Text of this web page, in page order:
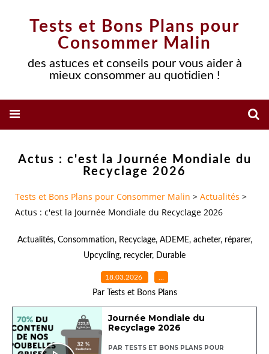
Tests et Bons Plans pour
Consommer Malin
des astuces et conseils pour vous aider à
mieux consommer au quotidien !
Actus : c'est la Journée Mondiale du
Recyclage 2026
Tests et Bons Plans pour Consommer Malin > Actualités >
Actus : c'est la Journée Mondiale du Recyclage 2026
Actualités, Consommation, Recyclage, ADEME, acheter, réparer,
Upcycling, recycler, Durable
18.03.2026 …
Par Tests et Bons Plans